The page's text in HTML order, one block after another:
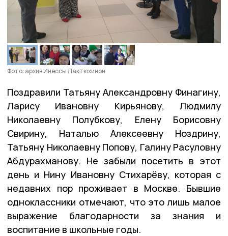
Фото: архив Инессы Лактюхиной
Поздравили Татьяну Александровну Финагину,
Ларису Ивановну Кирьянову, Людмилу
Николаевну Полубкову, Елену Борисовну
Свирину, Наталью Алексеевну Ноздрину,
Татьяну Николаевну Попову, Галину Расуловну
Абдурахманову. Не забыли посетить в этот
день и Нину Ивановну Стихарëву, которая с
недавних пор проживает в Москве. Бывшие
одноклассники отмечают, что это лишь малое
выражение благодарности за знания и
воспитание в школьные годы.